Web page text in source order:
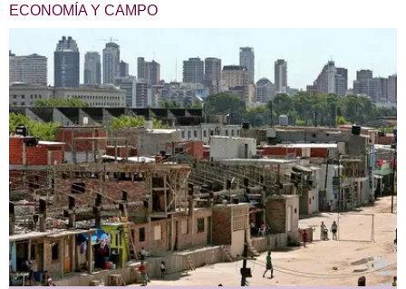
ECONOMÍA Y CAMPO